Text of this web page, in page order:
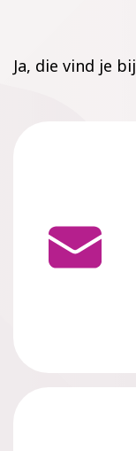
Ja, die vind je bij